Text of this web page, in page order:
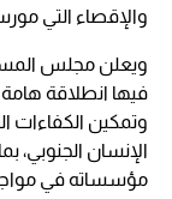
والإقصاء التي
ويعلن مجلس
فيها انطلاقة
وتمكين الكفاءات
الإنسان الجنوبي،
مؤسساته في